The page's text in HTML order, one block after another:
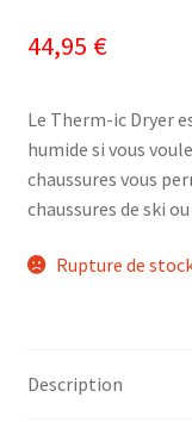
44,95 €
Le Therm-ic Dryer
humide si vous
chaussures vous
chaussures de ski
Rupture de
Description